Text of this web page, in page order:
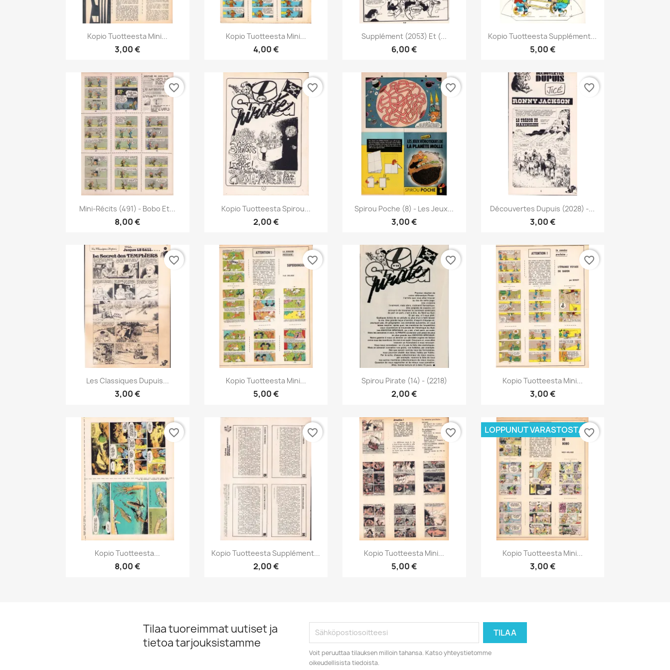
Pikakatselu
Kopio Tuotteesta Mini...
3,00 €
Pikakatselu
Kopio Tuotteesta Mini...
4,00 €
Pikakatselu
Supplément (2053) Et (...
6,00 €
Pikakatselu
Kopio Tuotteesta Supplément...
5,00 €
Pikakatselu
Mini-Récits (491) - Bobo Et...
8,00 €
favorite_border
Pikakatselu
Kopio Tuotteesta Spirou...
2,00 €
favorite_border
Pikakatselu
Spirou Poche (8) - Les Jeux...
3,00 €
favorite_border
Pikakatselu
Découvertes Dupuis (2028) -...
3,00 €
favorite_border
Pikakatselu
Les Classiques Dupuis...
3,00 €
favorite_border
Pikakatselu
Kopio Tuotteesta Mini...
5,00 €
favorite_border
Pikakatselu
Spirou Pirate (14) - (2218)
2,00 €
favorite_border
Pikakatselu
Kopio Tuotteesta Mini...
3,00 €
favorite_border
Pikakatselu
Kopio Tuotteesta...
8,00 €
favorite_border
Pikakatselu
Kopio Tuotteesta Supplément...
2,00 €
favorite_border
Pikakatselu
Kopio Tuotteesta Mini...
5,00 €
favorite_border
Pikakatselu
Kopio Tuotteesta Mini...
3,00 €
LOPPUNUT VARASTOSTAfavorite_border
Tilaa tuoreimmat uutiset ja
tietoa tarjouksistamme
Voit peruuttaa tilauksen milloin tahansa. Katso yhteystietomme
oikeudellisista tiedoista.